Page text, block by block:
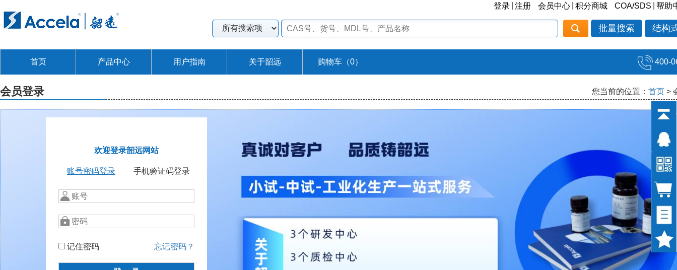
登录 注册 会员中心 积分商城 COA/SDS 帮助
批量搜索 结构
首页 产品中心 用户指南 关于韶远 购物车（0） 400-
会员登录 您当前的位置： 首页 >
欢迎登录韶远网站
账号密码登录 手机验证码登录
记住密码 忘记密码？